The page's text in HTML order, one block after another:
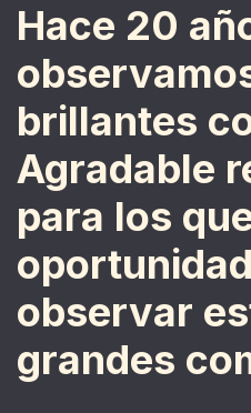
Hace 20
brillantes
Agradable
para los
observar
grandes